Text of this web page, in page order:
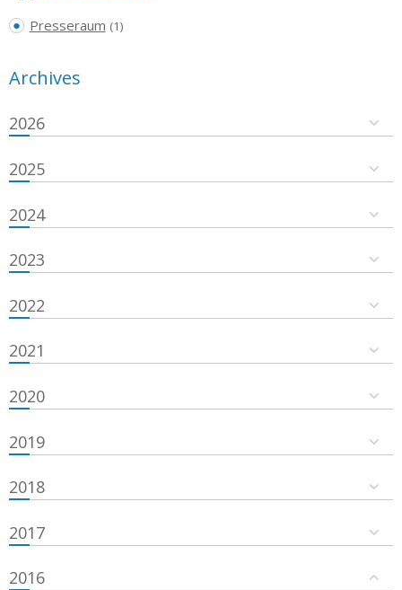
Presseraum (1)
Archives
2026
2025
2024
2023
2022
2021
2020
2019
2018
2017
2016